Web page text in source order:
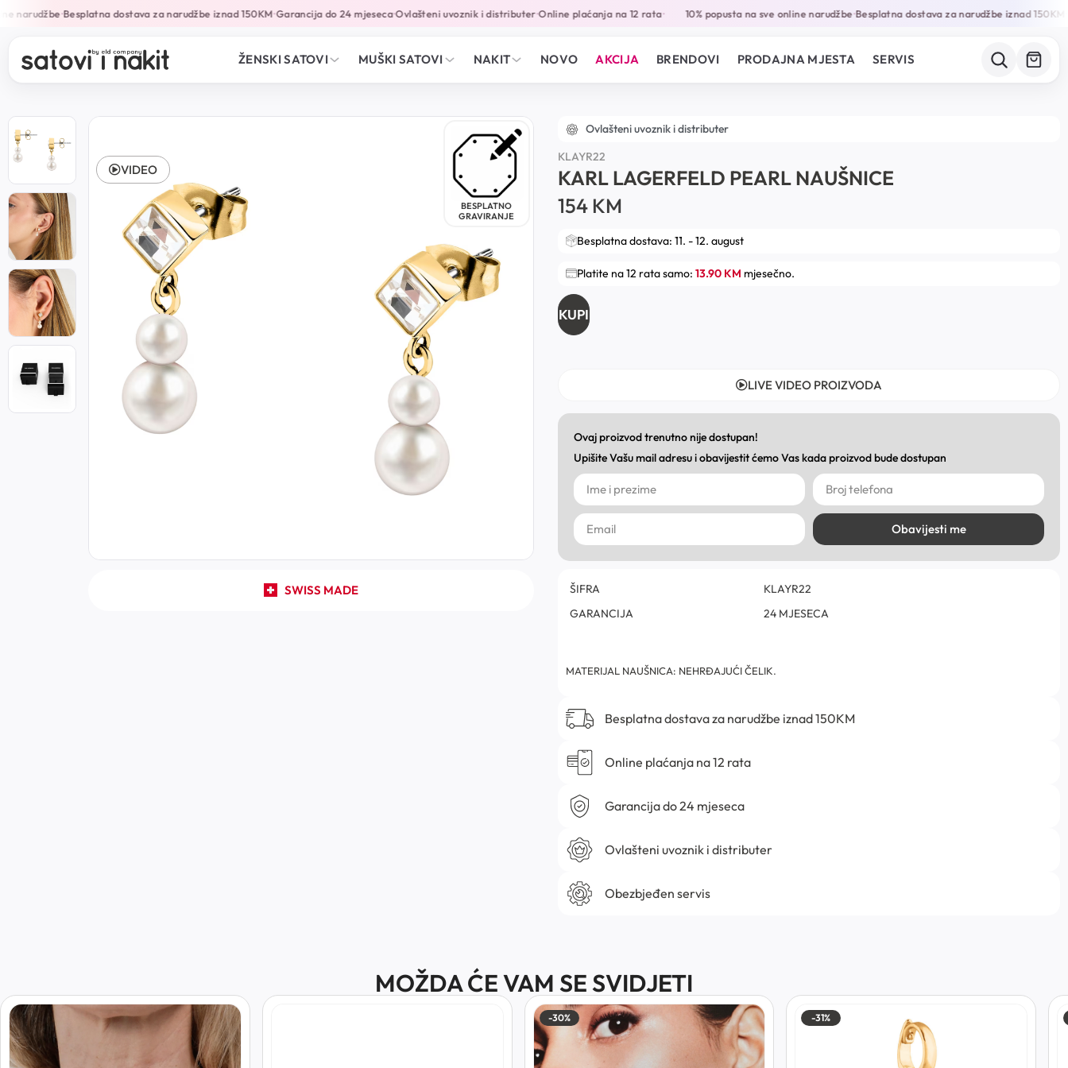
narudžbe•Besplatna dostava za narudžbe iznad 150KM•Garancija do 24 mjeseca•Ovlašteni uvoznik i distributer•Online plaćanja na 12 rata• 10% popusta na sve online narudžbe•Besplatna dostava za narudžbe iznad 150KM•
ŽENSKI SATOVI MUŠKI SATOVI NAKIT NOVO AKCIJA BRENDOVI PRODAJNA MJESTA SERVIS
BESPLATNO
GRAVIRANJE
SWISS MADE
VIDEO
Ovlašteni uvoznik i distributer
KLAYR22
KARL LAGERFELD PEARL NAUŠNICE
154 KM
Besplatna dostava: 11. - 12. august
Platite na 12 rata samo: 13.90 KM mjesečno.
KUPI
LIVE VIDEO PROIZVODA
Ovaj proizvod trenutno nije dostupan!
Upišite Vašu mail adresu i obavijestit ćemo Vas kada proizvod bude dostupan
Obavijesti me
ŠIFRA
KLAYR22
GARANCIJA
24 MJESECA
MATERIJAL NAUŠNICA: NEHRĐAJUĆI ČELIK.
Besplatna dostava za narudžbe iznad 150KM
Online plaćanja na 12 rata
Garancija do 24 mjeseca
Ovlašteni uvoznik i distributer
Obezbjeđen servis
MOŽDA ĆE VAM SE SVIDJETI
-30% -31%